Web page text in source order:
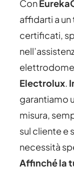
Con
affidarti a
certificati,
Electrolux.
garantiamo
misura,
sul cliente e
necessità
Affinché la